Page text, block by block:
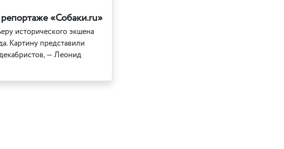
«Собаки.ru»
исторического экшена
Картину представили
— Леонид